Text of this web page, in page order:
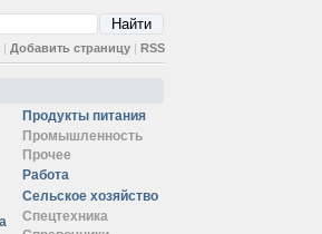
| Добавить страницу | RSS
Продукты питания
Промышленность
Прочее
Работа
Сельское хозяйство
Спецтехника